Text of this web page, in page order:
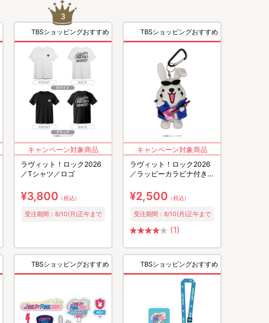
TBSショッピングおすすめ
ラヴィット！ロック2026
／Tシャツ／ロゴ
¥3,800 （税込）
受注期間：8/10(月)正午まで
TBSショッピングおすすめ
ラヴィット！ロック2026
／ラッピーカラビナ付きマ
¥2,500 （税込）
受注期間：8/10(月)正午まで
(1)
TBSショッピングおすすめ TBSショッピングおすすめ